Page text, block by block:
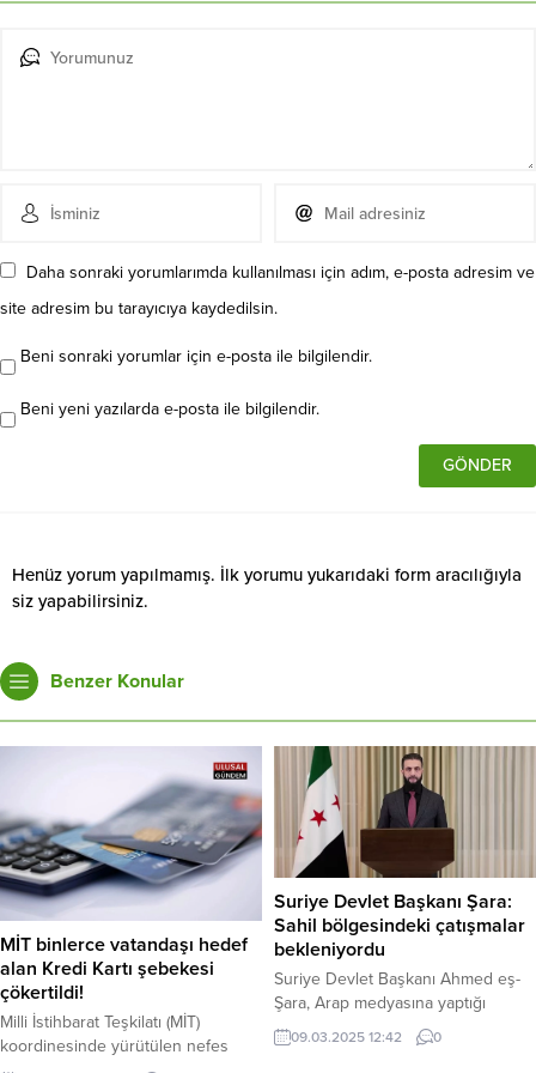
Daha sonraki yorumlarımda kullanılması için adım, e-posta adresim ve
site adresim bu tarayıcıya kaydedilsin.
Beni sonraki yorumlar için e-posta ile bilgilendir.
Beni yeni yazılarda e-posta ile bilgilendir.
Henüz yorum yapılmamış. İlk yorumu yukarıdaki form aracılığıyla
siz yapabilirsiniz.
Benzer Konular
MİT binlerce vatandaşı hedef
alan Kredi Kartı şebekesi
çökertildi!
Milli İstihbarat Teşkilatı (MİT)
koordinesinde yürütülen nefes
Suriye Devlet Başkanı Şara:
Sahil bölgesindeki çatışmalar
bekleniyordu
Suriye Devlet Başkanı Ahmed eş-
Şara, Arap medyasına yaptığı
açıklamada, güvenlik güçleri ile
devrik lider Beşar Esad’a bağlı
09.03.2025 12:42 0